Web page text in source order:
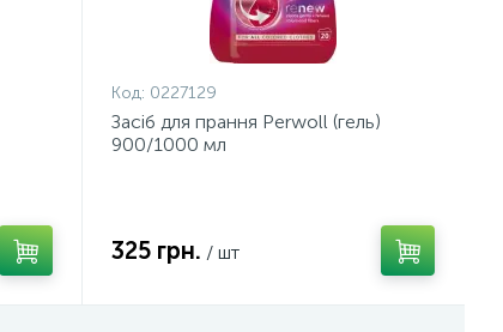
Код: 0227129
Засіб для прання Perwoll (гель)
900/1000 мл
325 грн. / шт